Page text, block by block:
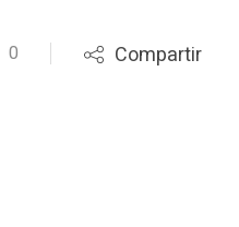
0 Compartir